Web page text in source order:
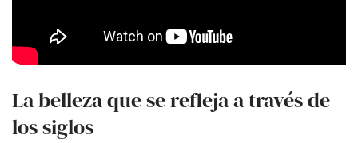
La belleza que se refleja a través de
los siglos